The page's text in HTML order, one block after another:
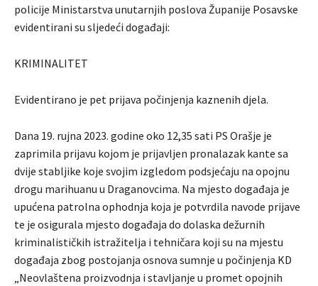
policije Ministarstva unutarnjih poslova Županije Posavske
evidentirani su sljedeći događaji:
KRIMINALITET
Evidentirano je pet prijava počinjenja kaznenih djela.
Dana 19. rujna 2023. godine oko 12,35 sati PS Orašje je
zaprimila prijavu kojom je prijavljen pronalazak kante sa
dvije stabljike koje svojim izgledom podsjećaju na opojnu
drogu marihuanu u Draganovcima. Na mjesto događaja je
upućena patrolna ophodnja koja je potvrdila navode prijave
te je osigurala mjesto događaja do dolaska dežurnih
kriminalističkih istražitelja i tehničara koji su na mjestu
događaja zbog postojanja osnova sumnje u počinjenja KD
„Neovlaštena proizvodnja i stavljanje u promet opojnih